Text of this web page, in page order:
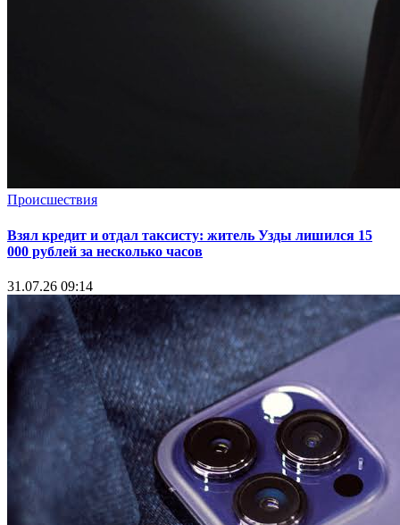
Происшествия
Взял кредит и отдал таксисту: житель Узды лишился 15
000 рублей за несколько часов
31.07.26 09:14